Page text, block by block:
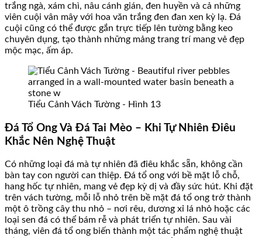
trắng ngà, xám chì, nâu cánh gián, đen huyền và cả những
viên cuội vân mây với hoa văn trắng đen đan xen kỳ lạ. Đá
cuội cũng có thể được gắn trực tiếp lên tường bằng keo
chuyên dụng, tạo thành những mảng trang trí mang vẻ đẹp
mộc mạc, ấm áp.
Tiểu Cảnh Vách Tường - Hình 13
Đá Tổ Ong Và Đá Tai Mèo – Khi Tự Nhiên Điêu
Khắc Nên Nghệ Thuật
Có những loại đá mà tự nhiên đã điêu khắc sẵn, không cần
bàn tay con người can thiệp. Đá tổ ong với bề mặt lỗ chỗ,
hang hốc tự nhiên, mang vẻ đẹp kỳ dị và đầy sức hút. Khi đặt
trên vách tường, mỗi lỗ nhỏ trên bề mặt đá tổ ong trở thành
một ô trồng cây thu nhỏ – nơi rêu, dương xỉ lá nhỏ hoặc các
loại sen đá có thể bám rễ và phát triển tự nhiên. Sau vài
tháng, viên đá tổ ong biến thành một tác phẩm nghệ thuật